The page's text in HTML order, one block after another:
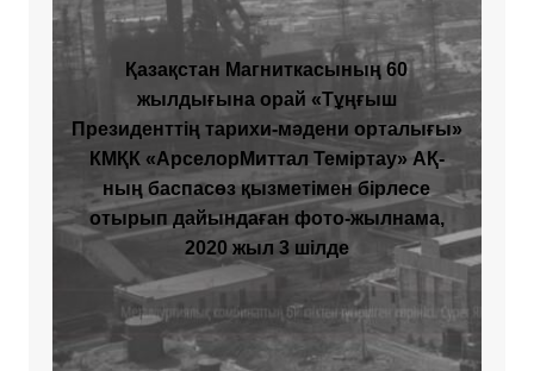
Қазақстан Магниткасының 60
жылдығына орай «Тұңғыш
Президенттің тарихи-мәдени орталығы»
КМҚК «АрселорМиттал Теміртау» АҚ-
ның баспасөз қызметімен бірлесе
отырып дайындаған фото-жылнама,
2020 жыл 3 шілде